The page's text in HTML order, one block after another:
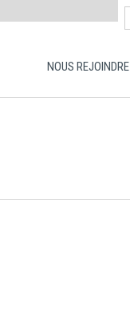
NOUS REJOINDRE